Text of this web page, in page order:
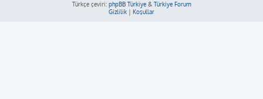
Türkçe çeviri: phpBB Türkiye& Türkiye Forum
Gizlilik | Koşullar